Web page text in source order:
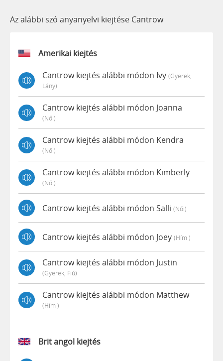
Az alábbi szó anyanyelvi kiejtése Cantrow
Amerikai kiejtés
Cantrow kiejtés alábbi módon Ivy (gyerek,
Lány)
Cantrow kiejtés alábbi módon Joanna
(női)
Cantrow kiejtés alábbi módon Kendra
(női)
Cantrow kiejtés alábbi módon Kimberly
(női)
Cantrow kiejtés alábbi módon Salli (női)
Cantrow kiejtés alábbi módon Joey (hím )
Cantrow kiejtés alábbi módon Justin
(gyerek, Fiú)
Cantrow kiejtés alábbi módon Matthew
(hím )
Brit angol kiejtés